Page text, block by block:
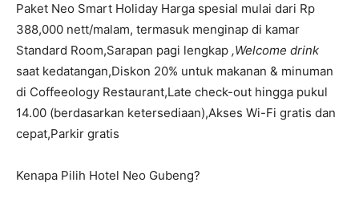
Paket Neo Smart Holiday Harga spesial mulai dari Rp
388,000 nett/malam, termasuk menginap di kamar
Standard Room,Sarapan pagi lengkap ,Welcome drink
saat kedatangan,Diskon 20% untuk makanan & minuman
di Coffeeology Restaurant,Late check-out hingga pukul
14.00 (berdasarkan ketersediaan),Akses Wi-Fi gratis dan
cepat,Parkir gratis
Kenapa Pilih Hotel Neo Gubeng?